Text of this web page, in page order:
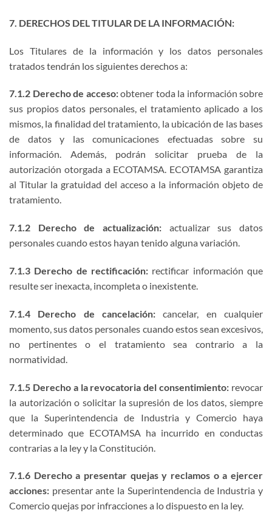
7. DERECHOS DEL TITULAR DE LA INFORMACIÓN:
Los Titulares de la información y los datos personales
tratados tendrán los siguientes derechos a:
7.1.2 Derecho de acceso:obtener toda la información sobre
sus propios datos personales, el tratamiento aplicado a los
mismos, la finalidad del tratamiento, la ubicación de las bases
de datos y las comunicaciones efectuadas sobre su
información. Además, podrán solicitar prueba de la
autorización otorgada a ECOTAMSA. ECOTAMSA garantiza
al Titular la gratuidad del acceso a la información objeto de
tratamiento.
7.1.2 Derecho de actualización: actualizar sus datos
personales cuando estos hayan tenido alguna variación.
7.1.3 Derecho de rectificación: rectificar información que
resulte ser inexacta, incompleta o inexistente.
7.1.4 Derecho de cancelación:cancelar, en cualquier
momento, sus datos personales cuando estos sean excesivos,
no pertinentes o el tratamiento sea contrario a la
normatividad.
7.1.5 Derecho a la revocatoria del consentimiento: revocar
la autorización o solicitar la supresión de los datos, siempre
que la Superintendencia de Industria y Comercio haya
determinado que ECOTAMSA ha incurrido en conductas
contrarias a la ley y la Constitución.
7.1.6 Derecho a presentar quejas y reclamos o a ejercer
acciones: presentar ante la Superintendencia de Industria y
Comercio quejas por infracciones a lo dispuesto en la ley.